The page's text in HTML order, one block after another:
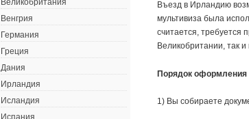
Въезд в Ирландию
мультивиза была
считается, требуется
Великобритании, так
Порядок оформления
1) Вы собираете
Великобритания
Венгрия
Германия
Греция
Дания
Ирландия
Исландия